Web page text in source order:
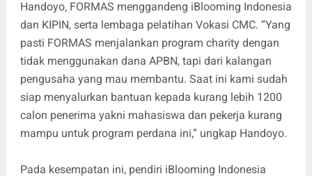
Handoyo, FORMAS menggandeng iBlooming Indonesia
dan KIPIN, serta lembaga pelatihan Vokasi CMC. “Yang
pasti FORMAS menjalankan program charity dengan
tidak menggunakan dana APBN, tapi dari kalangan
pengusaha yang mau membantu. Saat ini kami sudah
siap menyalurkan bantuan kepada kurang lebih 1200
calon penerima yakni mahasiswa dan pekerja kurang
mampu untuk program perdana ini,” ungkap Handoyo.
Pada kesempatan ini, pendiri iBlooming Indonesia